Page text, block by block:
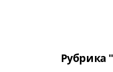
Рубрика